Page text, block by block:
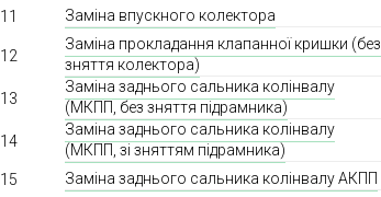
11
Заміна впускного колектора
12
Заміна прокладання клапанної кришки (без
зняття колектора)
13
Заміна заднього сальника колінвалу
(МКПП, без зняття підрамника)
14
Заміна заднього сальника колінвалу
(МКПП, зі зняттям підрамника)
15 Заміна заднього сальника колінвалу АКПП